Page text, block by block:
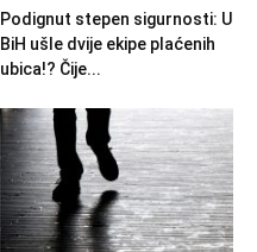
Podignut stepen sigurnosti: U
BiH ušle dvije ekipe plaćenih
ubica!? Čije...